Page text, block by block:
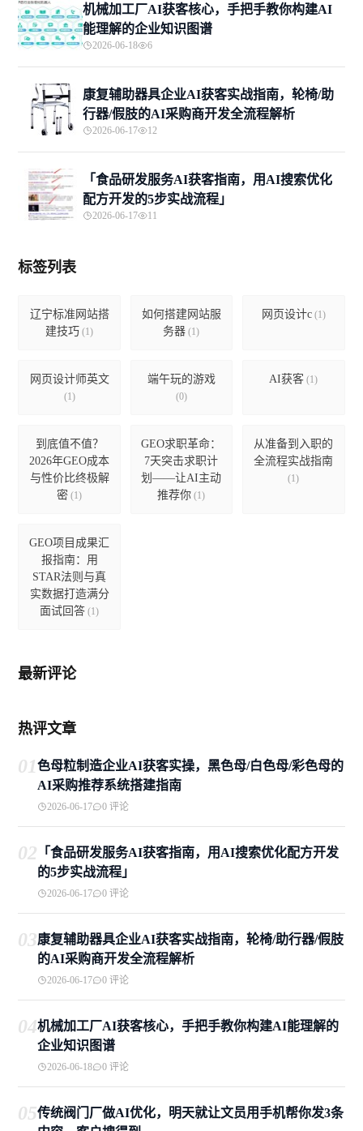
机械加工厂AI获客核心，手把手教你构建AI
能理解的企业知识图谱
2026-06-18 6
康复辅助器具企业AI获客实战指南，轮椅/助
行器/假肢的AI采购商开发全流程解析
2026-06-17 12
「食品研发服务AI获客指南，用AI搜索优化
配方开发的5步实战流程」
2026-06-17 11
标签列表
辽宁标准网站搭
建技巧 (1)
如何搭建网站服
务器 (1)
网页设计c(1)
网页设计师英文
(1)
端午玩的游戏
(0)
AI获客 (1)
到底值不值？
2026年GEO成本
与性价比终极解
密 (1)
GEO求职革命：
7天突击求职计
划——让AI主动
推荐你 (1)
从准备到入职的
全流程实战指南
(1)
GEO项目成果汇
报指南：用
STAR法则与真
实数据打造满分
面试回答 (1)
最新评论
热评文章
01色母粒制造企业AI获客实操，黑色母/白色母/彩色母的
AI采购推荐系统搭建指南
2026-06-17 0 评论
02 「食品研发服务AI获客指南，用AI搜索优化配方开发
的5步实战流程」
2026-06-17 0 评论
03康复辅助器具企业AI获客实战指南，轮椅/助行器/假肢
的AI采购商开发全流程解析
2026-06-17 0 评论
04机械加工厂AI获客核心，手把手教你构建AI能理解的
企业知识图谱
2026-06-18 0 评论
05传统阀门厂做AI优化，明天就让文员用手机帮你发3条